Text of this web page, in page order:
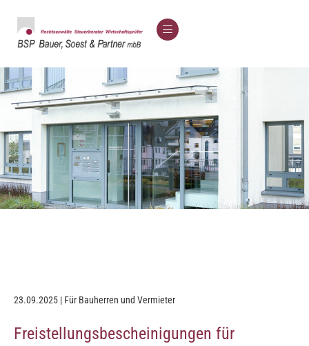
23.09.2025 | Für Bauherren und Vermieter
Freistellungsbescheinigungen für